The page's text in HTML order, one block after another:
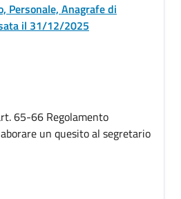
Personale, Anagrafe di
il 31/12/2025
65-66 Regolamento
un quesito al segretario